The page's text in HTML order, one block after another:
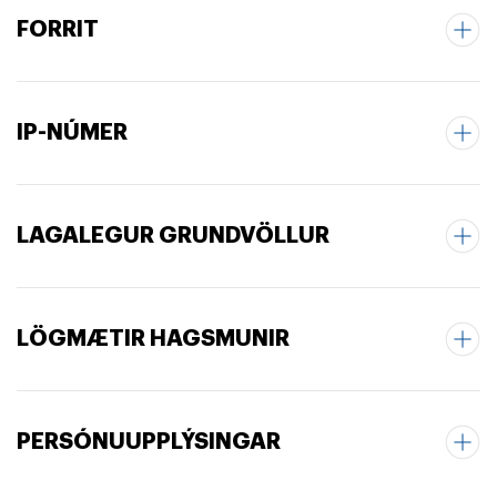
FORRIT
IP-NÚMER
LAGALEGUR GRUNDVÖLLUR
LÖGMÆTIR HAGSMUNIR
PERSÓNUUPPLÝSINGAR